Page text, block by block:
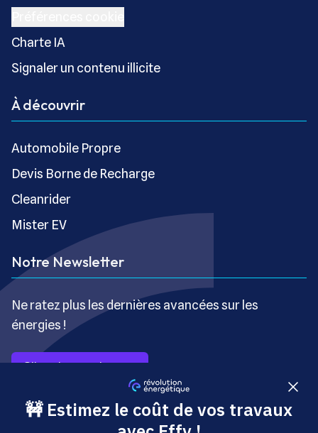
Charte IA
Signaler un contenu illicite
À découvrir
Automobile Propre
Devis Borne de Recharge
Cleanrider
Mister EV
Notre Newsletter
Ne ratez plus les dernières avancées sur les
énergies !
S’inscrire gratuitement
Copyright © Révolution Énergétique - Tous droits réservés